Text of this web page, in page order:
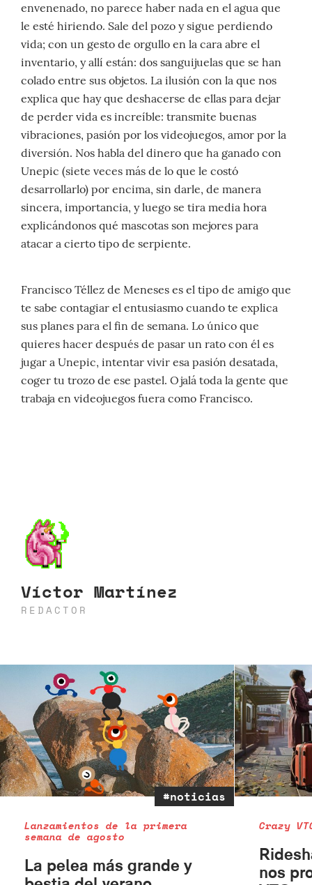
envenenado, no parece haber nada en el agua que
le esté hiriendo. Sale del pozo y sigue perdiendo
vida; con un gesto de orgullo en la cara abre el
inventario, y allí están: dos sanguijuelas que se han
colado entre sus objetos. La ilusión con la que nos
explica que hay que deshacerse de ellas para dejar
de perder vida es increíble: transmite buenas
vibraciones, pasión por los videojuegos, amor por la
diversión. Nos habla del dinero que ha ganado con
Unepic (siete veces más de lo que le costó
desarrollarlo) por encima, sin darle, de manera
sincera, importancia, y luego se tira media hora
explicándonos qué mascotas son mejores para
atacar a cierto tipo de serpiente.
Francisco Téllez de Meneses es el tipo de amigo que
te sabe contagiar el entusiasmo cuando te explica
sus planes para el fin de semana. Lo único que
quieres hacer después de pasar un rato con él es
jugar a Unepic, intentar vivir esa pasión desatada,
coger tu trozo de ese pastel. Ojalá toda la gente que
trabaja en videojuegos fuera como Francisco.
Víctor Martínez
REDACTOR
#noticias
Lanzamientos de la primera
semana de agosto
La pelea más grande y
Crazy
nos